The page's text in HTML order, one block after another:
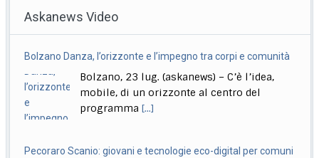
Roma, 23 lug. (askanews) – La scelta del nuovo
commissario tecnico della Nazionale italiana
Roggero, Salvini ribadisce: se possibile valutiamo
Roma, 23 lug. (askanews) – "Vedo che sulla questione
Askanews Video
Bolzano Danza, l’orizzonte e l’impegno tra corpi e comunità
Bolzano, 23 lug. (askanews) – C’è l’idea,
mobile, di un orizzonte al centro del
programma[...]
Pecoraro Scanio: giovani e tecnologie eco-digital per comuni